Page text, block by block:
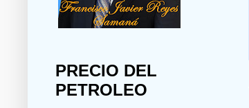
PRECIO DEL
PETROLEO